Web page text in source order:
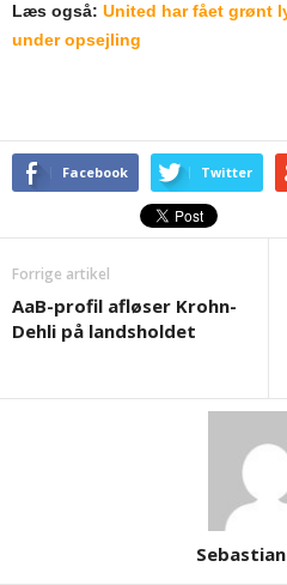
Læs også: United har fået grønt
under opsejling
Facebook Twitter
Forrige artikel
AaB-profil afløser Krohn-
Dehli på landsholdet